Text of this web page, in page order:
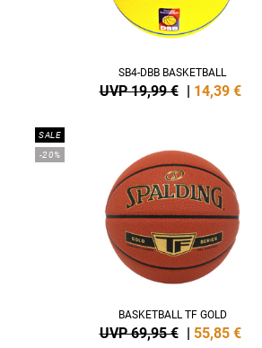
SB4-DBB BASKETBALL
UVP 19,99 € | 14,39 €
SALE
-20%
BASKETBALL TF GOLD
UVP 69,95 € | 55,85 €